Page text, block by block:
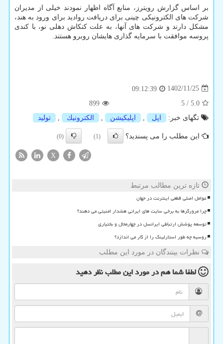
بر اساس گزارش رویترز، منابع آگاه اظهار نمودند خیلی از مدیران
شرکت های الکترونیکی چینی برای دریافت روادید برای ورود به هند،
مشکل دارند و شرکت های آنها، به علت کنکاش دهلی نو، با کندی
پروسه موافقت با سرمایه گذاری هایشان روبرو هستند.
1402/11/25
09:12:39
5.0
/
5
899
تگهای خبر:
اپل , اپلیكیشن , الكترونیك , تولید
این مطلب را می پسندید؟ (1)
(0)
X
تازه ترین مطالب مرتبط
عوامل اصلی قطعی اینترنت در جهان
چرا مرورگرها به برخی سایت های ایرانی هشدار امنیتی می دهند؟
توسعه پوشش ارتباطی ایرانسل در چهارمحال و بختیاری
روسیه چه طور استارلینک را از کار می اندازد؟
نظرات بینندگان در مورد این مطلب
لطفا شما همدر مورد این مطلبنظر دهید